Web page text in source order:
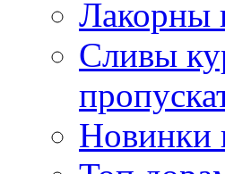
Лакорны
Сливы
Новинки